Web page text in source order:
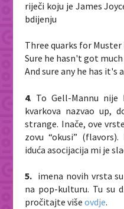
riječi koju je James
bdijenju
Three quarks for Muster
Sure he hasn't got
And sure any he has it's
4. To Gell-Mannu
kvarkova nazvao up,
strange. Inače, ove
zovu “okusi”
iduća asocijacija mi je
5. imena novih vrsta
na pop-kulturu. Tu su
pročitajte višeovdje.